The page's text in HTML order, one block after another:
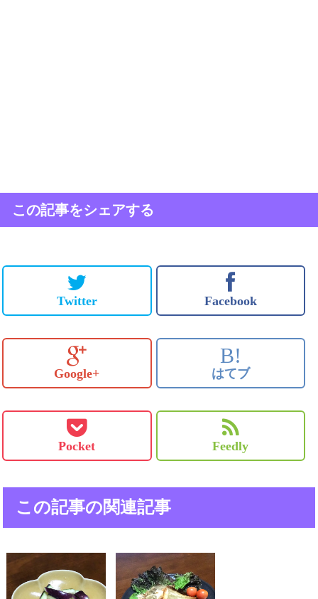
この記事をシェアする
Twitter Facebook
Google+
B!
はてブ
Pocket Feedly
この記事の関連記事